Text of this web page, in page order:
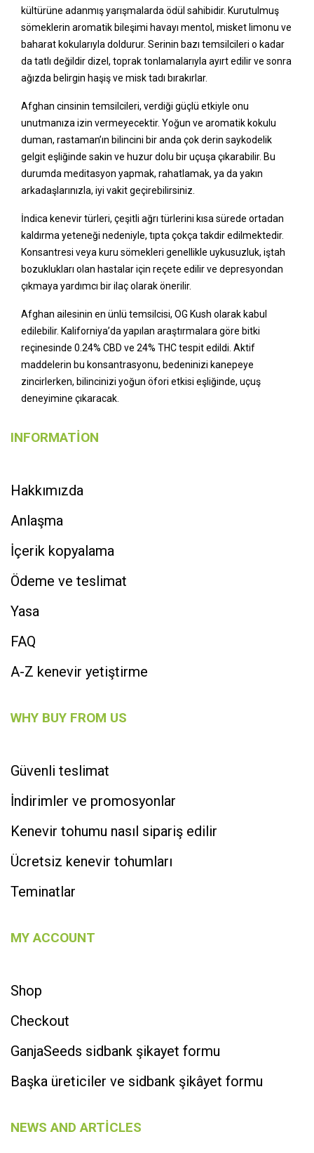
kültürüne adanmış yarışmalarda ödül sahibidir. Kurutulmuş
sömeklerin aromatik bileşimi havayı mentol, misket limonu ve
baharat kokularıyla doldurur. Serinin bazı temsilcileri o kadar
da tatlı değildir dizel, toprak tonlamalarıyla ayırt edilir ve sonra
ağızda belirgin haşiş ve misk tadı bırakırlar.
Afghan cinsinin temsilcileri, verdiği güçlü etkiyle onu
unutmanıza izin vermeyecektir. Yoğun ve aromatik kokulu
duman, rastaman’ın bilincini bir anda çok derin saykodelik
gelgit eşliğinde sakin ve huzur dolu bir uçuşa çıkarabilir. Bu
durumda meditasyon yapmak, rahatlamak, ya da yakın
arkadaşlarınızla, iyi vakit geçirebilirsiniz.
İndica kenevir türleri, çeşitli ağrı türlerini kısa sürede ortadan
kaldırma yeteneği nedeniyle, tıpta çokça takdir edilmektedir.
Konsantresi veya kuru sömekleri genellikle uykusuzluk, iştah
bozuklukları olan hastalar için reçete edilir ve depresyondan
çıkmaya yardımcı bir ilaç olarak önerilir.
Afghan ailesinin en ünlü temsilcisi, OG Kush olarak kabul
edilebilir. Kaliforniya’da yapılan araştırmalara göre bitki
reçinesinde 0.24% CBD ve 24% THC tespit edildi. Aktif
maddelerin bu konsantrasyonu, bedeninizi kanepeye
zincirlerken, bilincinizi yoğun öfori etkisi eşliğinde, uçuş
deneyimine çıkaracak.
INFORMATION
Hakkımızda
Anlaşma
İçerik kopyalama
Ödeme ve teslimat
Yasa
FAQ
A-Z kenevir yetiştirme
WHY BUY FROM US
Güvenli teslimat
İndirimler ve promosyonlar
Kenevir tohumu nasıl sipariş edilir
Ücretsiz kenevir tohumları
Teminatlar
MY ACCOUNT
Shop
Checkout
GanjaSeeds sidbank şikayet formu
Başka üreticiler ve sidbank şikâyet formu
NEWS AND ARTICLES